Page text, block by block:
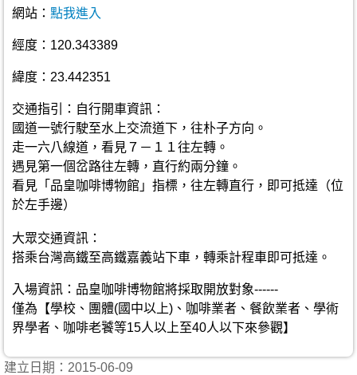
網站： 點我進入
經度：120.343389
緯度：23.442351
交通指引：自行開車資訊：
國道一號行駛至水上交流道下，往朴子方向。
走一六八線道，看見７－１１往左轉。
遇見第一個岔路往左轉，直行約兩分鐘。
看見「品皇咖啡博物館」指標，往左轉直行，即可抵達（位
於左手邊）
大眾交通資訊：
搭乘台灣高鐵至高鐵嘉義站下車，轉乘計程車即可抵達。
入場資訊：品皇咖啡博物館將採取開放對象------
僅為【學校、團體(國中以上)、咖啡業者、餐飲業者、學術
界學者、咖啡老饕等15人以上至40人以下來參觀】
建立日期：2015-06-09